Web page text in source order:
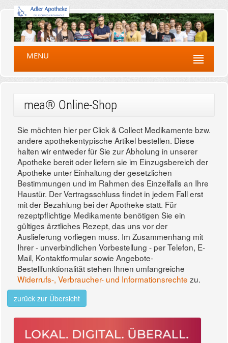
MENU
mea® Online-Shop
Sie möchten hier per Click & Collect Medikamente bzw.
andere apothekentypische Artikel bestellen. Diese
halten wir entweder für Sie zur Abholung in unserer
Apotheke bereit oder liefern sie im Einzugsbereich der
Apotheke unter Einhaltung der gesetzlichen
Bestimmungen und im Rahmen des Einzelfalls an Ihre
Haustür. Der Vertragsschluss findet in jedem Fall erst
mit der Bezahlung bei der Apotheke statt. Für
rezeptpflichtige Medikamente benötigen Sie ein
gültiges ärztliches Rezept, das uns vor der
Auslieferung vorliegen muss. Im Zusammenhang mit
Ihrer - unverbindlichen Vorbestellung - per Telefon, E-
Mail, Kontaktformular sowie Angebote-
Bestellfunktionalität stehen Ihnen umfangreiche
Widerrufs-, Verbraucher- und Informationsrechte zu.
zurück zur Übersicht